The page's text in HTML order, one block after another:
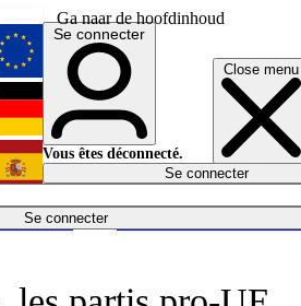
Ga naar de hoofdinhoud
Close menu
Se connecter
Économie
English
Deutsch
Español
Se connecter
Vous êtes déconnecté.
Se connecter